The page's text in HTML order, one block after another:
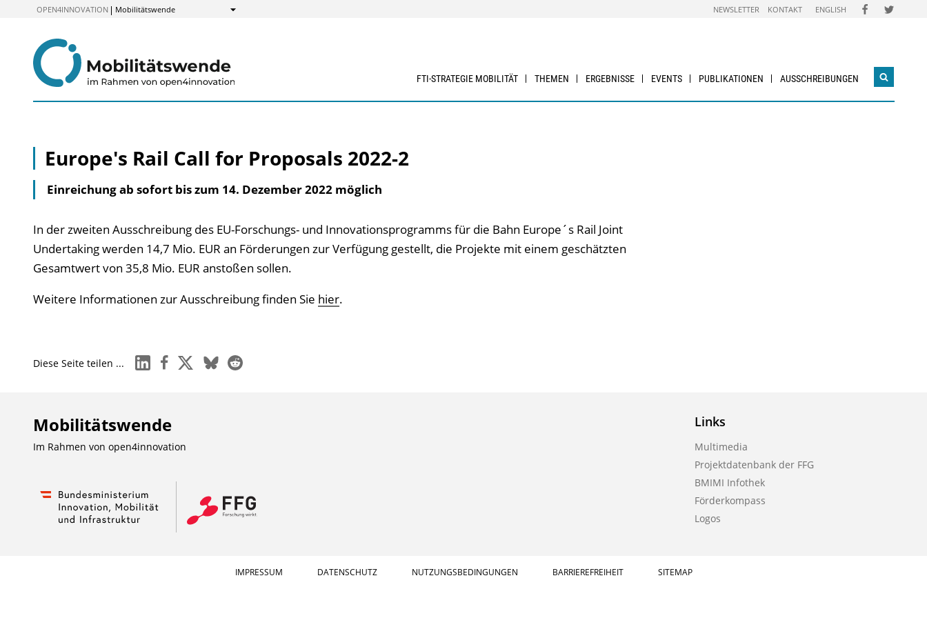
OPEN4INNOVATION Mobilitätswende
Anzeigen
NEWSLETTER KONTAKT ENGLISH FOLGEN
SIE
FOLGEN
SIE
FTI-STRATEGIE MOBILITÄT THEMEN ERGEBNISSE EVENTS PUBLIKATIONEN AUSSCHREIBUNGEN
Europe's Rail Call for Proposals 2022-2
Einreichung ab sofort bis zum 14. Dezember 2022 möglich
In der zweiten Ausschreibung des EU-Forschungs- und Innovationsprogramms für die Bahn Europe´s Rail Joint
Undertaking werden 14,7 Mio. EUR an Förderungen zur Verfügung gestellt, die Projekte mit einem geschätzten
Gesamtwert von 35,8 Mio. EUR anstoßen sollen.
Weitere Informationen zur Ausschreibung finden Sie hier.
Diese Seite teilen ... linkedinfacebook
x blueskyreddit
Mobilitätswende
Im Rahmen von open4innovation
Links
Multimedia
Projektdatenbank der FFG
BMIMI Infothek
Förderkompass
Logos
IMPRESSUM DATENSCHUTZ NUTZUNGSBEDINGUNGEN BARRIEREFREIHEIT SITEMAP